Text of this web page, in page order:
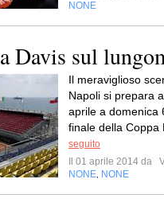
NONE
Davis sul
Il meraviglioso
Napoli si prepara
aprile a domenica
finale della Coppa
seguito
Il 01 aprile 2014 da
NONE NONE